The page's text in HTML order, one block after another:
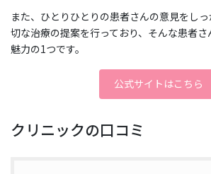
また、ひとりひとりの患者さんの意見をし
切な治療の提案を行っており、そんな患者
魅力の1つです。
公式サイトはこちら
クリニックの口コミ